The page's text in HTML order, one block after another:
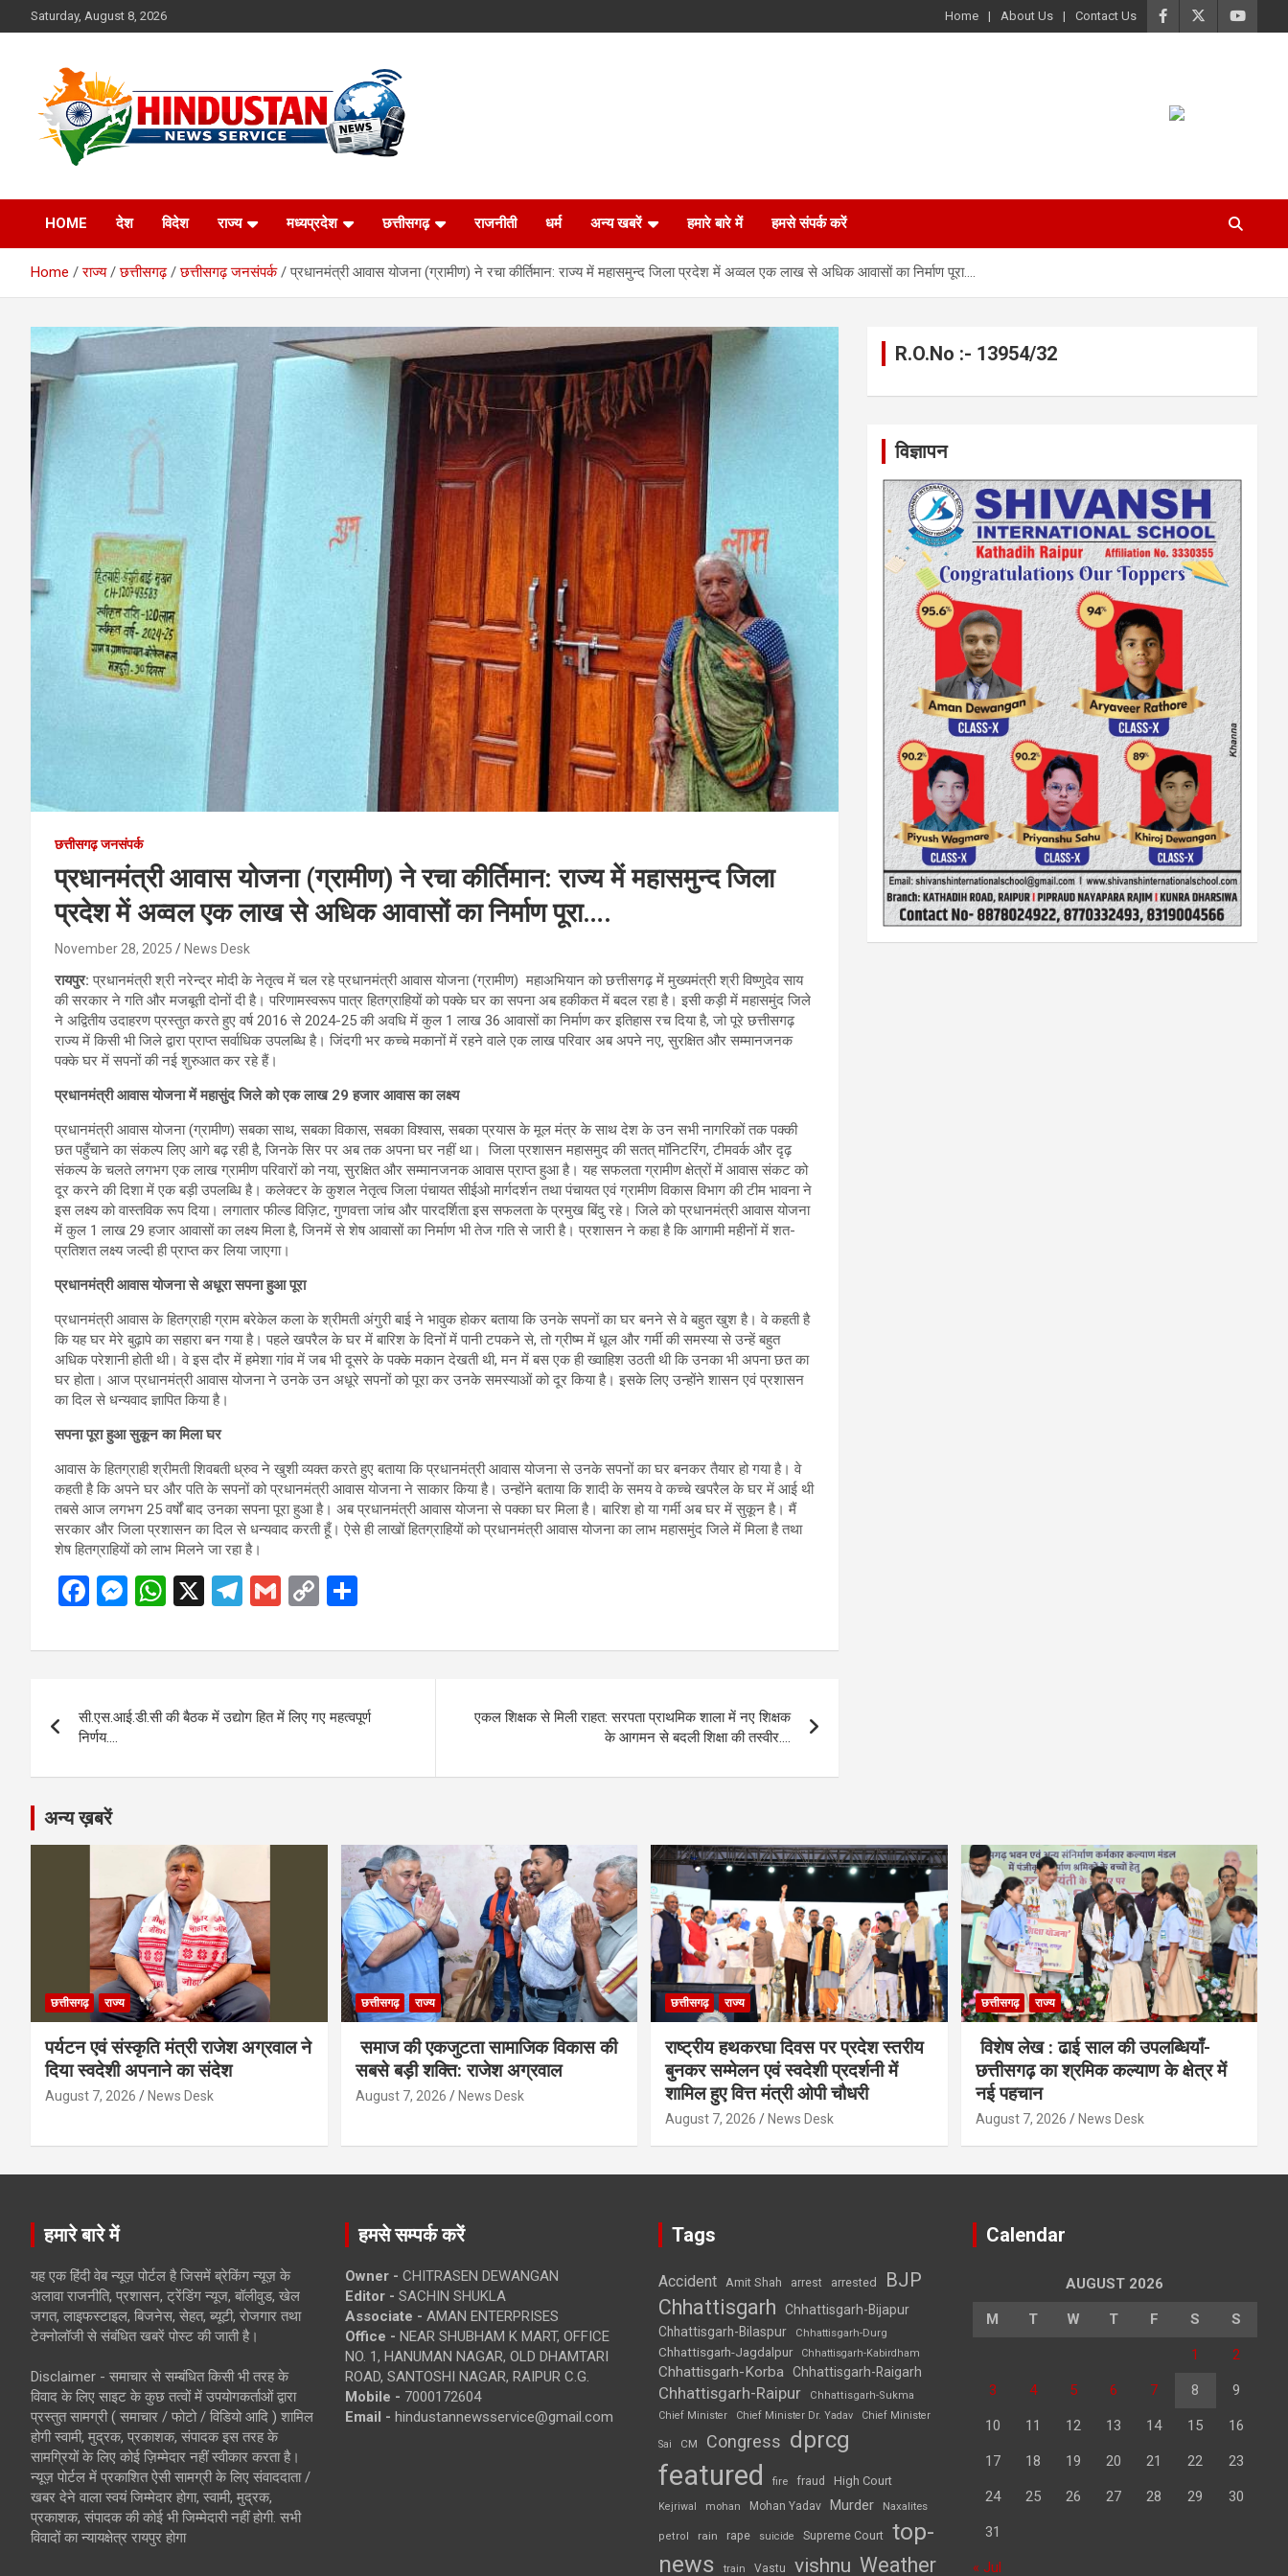
to
Saturday, August 8, 2026 Home About Us Contact Us
Hindustan News
Service
HOME देश विदेश राज्य मध्यप्रदेश छत्तीसगढ़ राजनीती धर्म अन्य खबरें हमारे बारे में हमसे संपर्क करें
Home राज्य छत्तीसगढ़ छत्तीसगढ़ जनसंपर्क प्रधानमंत्री आवास योजना (ग्रामीण) ने रचा कीर्तिमान: राज्य में महासमुन्द जिला प्रदेश में अव्वल एक लाख से अधिक आवासों का निर्माण पूरा….
छत्तीसगढ़ जनसंपर्क
प्रधानमंत्री आवास योजना (ग्रामीण) ने रचा कीर्तिमान: राज्य में महासमुन्द जिला
प्रदेश में अव्वल एक लाख से अधिक आवासों का निर्माण पूरा….
November 28, 2025 News Desk
रायपुर:प्रधानमंत्री श्री नरेन्द्र मोदी के नेतृत्व में चल रहे प्रधानमंत्री आवास योजना (ग्रामीण) महाअभियान को छत्तीसगढ़ में मुख्यमंत्री श्री विष्णुदेव साय
की सरकार ने गति और मजबूती दोनों दी है। परिणामस्वरूप पात्र हितग्राहियों को पक्के घर का सपना अब हकीकत में बदल रहा है। इसी कड़ी में महासमुंद जिले
ने अद्वितीय उदाहरण प्रस्तुत करते हुए वर्ष 2016 से 2024-25 की अवधि में कुल 1 लाख 36 आवासों का निर्माण कर इतिहास रच दिया है, जो पूरे छत्तीसगढ़
राज्य में किसी भी जिले द्वारा प्राप्त सर्वाधिक उपलब्धि है। जिंदगी भर कच्चे मकानों में रहने वाले एक लाख परिवार अब अपने नए, सुरक्षित और सम्मानजनक
पक्के घर में सपनों की नई शुरुआत कर रहे हैं।
प्रधानमंत्री आवास योजना में महासुंद जिले को एक लाख 29 हजार आवास का लक्ष्य
प्रधानमंत्री आवास योजना (ग्रामीण) सबका साथ, सबका विकास, सबका विश्वास, सबका प्रयास के मूल मंत्र के साथ देश के उन सभी नागरिकों तक पक्की
छत पहुँचाने का संकल्प लिए आगे बढ़ रही है, जिनके सिर पर अब तक अपना घर नहीं था। जिला प्रशासन महासमुद की सतत् मॉनिटरिंग, टीमवर्क और दृढ़
संकल्प के चलते लगभग एक लाख ग्रामीण परिवारों को नया, सुरक्षित और सम्मानजनक आवास प्राप्त हुआ है। यह सफलता ग्रामीण क्षेत्रों में आवास संकट को
दूर करने की दिशा में एक बड़ी उपलब्धि है। कलेक्टर के कुशल नेतृत्व जिला पंचायत सीईओ मार्गदर्शन तथा पंचायत एवं ग्रामीण विकास विभाग की टीम भावना ने
इस लक्ष्य को वास्तविक रूप दिया। लगातार फील्ड विज़िट, गुणवत्ता जांच और पारदर्शिता इस सफलता के प्रमुख बिंदु रहे। जिले को प्रधानमंत्री आवास योजना
में कुल 1 लाख 29 हजार आवासों का लक्ष्य मिला है, जिनमें से शेष आवासों का निर्माण भी तेज गति से जारी है। प्रशासन ने कहा है कि आगामी महीनों में शत-
प्रतिशत लक्ष्य जल्दी ही प्राप्त कर लिया जाएगा।
प्रधानमंत्री आवास योजना से अधूरा सपना हुआ पूरा
प्रधानमंत्री आवास के हितग्राही ग्राम बरेकेल कला के श्रीमती अंगुरी बाई ने भावुक होकर बताया कि उनके सपनों का घर बनने से वे बहुत खुश है। वे कहती है
कि यह घर मेरे बुढ़ापे का सहारा बन गया है। पहले खपरैल के घर में बारिश के दिनों में पानी टपकने से, तो ग्रीष्म में धूल और गर्मी की समस्या से उन्हें बहुत
अधिक परेशानी होती थी। वे इस दौर में हमेशा गांव में जब भी दूसरे के पक्के मकान देखती थी, मन में बस एक ही ख्वाहिश उठती थी कि उनका भी अपना छत का
घर होता। आज प्रधानमंत्री आवास योजना ने उनके उन अधूरे सपनों को पूरा कर उनके समस्याओं को दूर किया है। इसके लिए उन्होंने शासन एवं प्रशासन
का दिल से धन्यवाद ज्ञापित किया है।
सपना पूरा हुआ सुकून का मिला घर
आवास के हितग्राही श्रीमती शिवबती ध्रुव ने खुशी व्यक्त करते हुए बताया कि प्रधानमंत्री आवास योजना से उनके सपनों का घर बनकर तैयार हो गया है। वे
कहती है कि अपने घर और पति के सपनों को प्रधानमंत्री आवास योजना ने साकार किया है। उन्होंने बताया कि शादी के समय वे कच्चे खपरैल के घर में आई थी
तबसे आज लगभग 25 वर्षों बाद उनका सपना पूरा हुआ है। अब प्रधानमंत्री आवास योजना से पक्का घर मिला है। बारिश हो या गर्मी अब घर में सुकून है। मैं
सरकार और जिला प्रशासन का दिल से धन्यवाद करती हूँ। ऐसे ही लाखों हितग्राहियों को प्रधानमंत्री आवास योजना का लाभ महासमुंद जिले में मिला है तथा
शेष हितग्राहियों को लाभ मिलने जा रहा है।
F
ce
o
o
k
M
se
g
W
at
A
p
X
T
e
a
G
ail
C
py
n
ar
navigation
सी.एस.आई.डी.सी की बैठक में उद्योग हित में लिए गए महत्वपूर्ण
निर्णय….
एकल शिक्षक से मिली राहत: सरपता प्राथमिक शाला में नए शिक्षक
के आगमन से बदली शिक्षा की तस्वीर….
R.O.No :- 13954/32
विज्ञापन
अन्य ख़बरें
छत्तीसगढ़ राज्य
पर्यटन एवं संस्कृति मंत्री राजेश अग्रवाल ने
दिया स्वदेशी अपनाने का संदेश
August 7, 2026 News Desk
छत्तीसगढ़ राज्य
समाज की एकजुटता सामाजिक विकास की
सबसे बड़ी शक्ति: राजेश अग्रवाल
August 7, 2026 News Desk
छत्तीसगढ़ राज्य
राष्ट्रीय हथकरघा दिवस पर प्रदेश स्तरीय
बुनकर सम्मेलन एवं स्वदेशी प्रदर्शनी में
शामिल हुए वित्त मंत्री ओपी चौधरी
August 7, 2026 News Desk
छत्तीसगढ़ राज्य
विशेष लेख : ढाई साल की उपलब्धियाँ-
छत्तीसगढ़ का श्रमिक कल्याण के क्षेत्र में
नई पहचान
August 7, 2026 News Desk
हमारे बारे में
यह एक हिंदी वेब न्यूज़ पोर्टल है जिसमें ब्रेकिंग न्यूज़ के
अलावा राजनीति, प्रशासन, ट्रेंडिंग न्यूज, बॉलीवुड, खेल
जगत, लाइफस्टाइल, बिजनेस, सेहत, ब्यूटी, रोजगार तथा
टेक्नोलॉजी से संबंधित खबरें पोस्ट की जाती है।
Disclaimer - समाचार से सम्बंधित किसी भी तरह के
विवाद के लिए साइट के कुछ तत्वों में उपयोगकर्ताओं द्वारा
प्रस्तुत सामग्री ( समाचार / फोटो / विडियो आदि ) शामिल
होगी स्वामी, मुद्रक, प्रकाशक, संपादक इस तरह के
सामग्रियों के लिए कोई ज़िम्मेदार नहीं स्वीकार करता है।
न्यूज़ पोर्टल में प्रकाशित ऐसी सामग्री के लिए संवाददाता /
खबर देने वाला स्वयं जिम्मेदार होगा, स्वामी, मुद्रक,
प्रकाशक, संपादक की कोई भी जिम्मेदारी नहीं होगी. सभी
विवादों का न्यायक्षेत्र रायपुर होगा
हमसे सम्पर्क करें
Owner - CHITRASEN DEWANGAN
Editor - SACHIN SHUKLA
Associate - AMAN ENTERPRISES
Office - NEAR SHUBHAM K MART, OFFICE
NO. 1, HANUMAN NAGAR, OLD DHAMTARI
ROAD, SANTOSHI NAGAR, RAIPUR C.G.
Mobile - 7000172604
Email - hindustannewsservice@gmail.com
Tags
Accident Amit Shah arrest arrested BJP
Chhattisgarh
Chhattisgarh-Bijapur
Chhattisgarh-Bilaspur
Chhattisgarh-Durg
Chhattisgarh-Jagdalpur Chhattisgarh-Kabirdham
Chhattisgarh-Korba Chhattisgarh-Raigarh
Chhattisgarh-Raipur
Chhattisgarh-Sukma
Chief Minister
Chief Minister Dr. Yadav Chief Minister
Sai CM Congress dprcg
featured fire fraud High Court
Kejriwal mohan Mohan Yadav Murder Naxalites
petrol rain rape suicide Supreme Court top-
news
train Vastu vishnu Weather
Calendar
AUGUST 2026
M T W T F S S
1 2
3 4 5 6 7 8 9
10 11 12 13 14 15 16
17 18 19 20 21 22 23
24 25 26 27 28 29 30
31
« Jul